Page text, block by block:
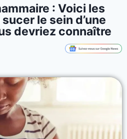
: Voici les
le sein d’une
devriez connaître